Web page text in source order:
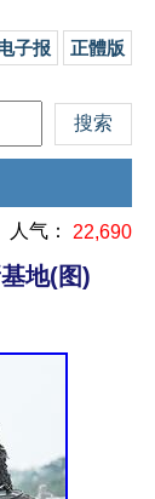
子报 正體版
人气： 22,690
地(图)